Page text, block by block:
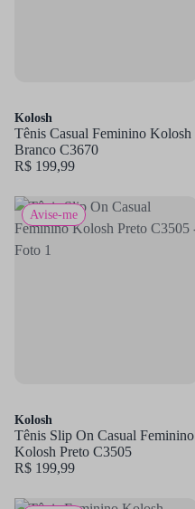
Kolosh
Tênis Casual Feminino Kolosh
Branco C3670
R$ 199,99
Avise-me
Kolosh
Tênis Slip On Casual Feminino
Kolosh Preto C3505
R$ 199,99